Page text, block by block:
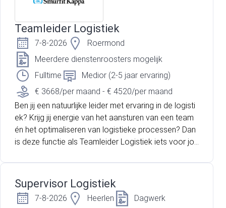
Teamleider Logistiek
7-8-2026
Roermond
Meerdere dienstenroosters mogelijk
Fulltime
Medior (2-5 jaar ervaring)
€ 3668/per maand - € 4520/per maand
Ben jij een natuurlijke leider met ervaring in de logisti
ek? Krijg jij energie van het aansturen van een team
én het optimaliseren van logistieke processen? Dan
is deze functie als Teamleider Logistiek iets voor jo
nde organisatie binnen de industriële sector. Innovati
e, kwaliteit en duurzaamheid staan centraal. Er word
t continu geïnvesteerd in medewerkers, veiligheid en
de verdere ontwikkeling van de organisatie. Je komt
Supervisor Logistiek
7-8-2026 Heerlen
Dagwerk